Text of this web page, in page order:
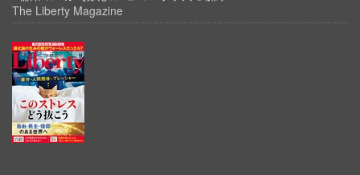
The Liberty Magazine